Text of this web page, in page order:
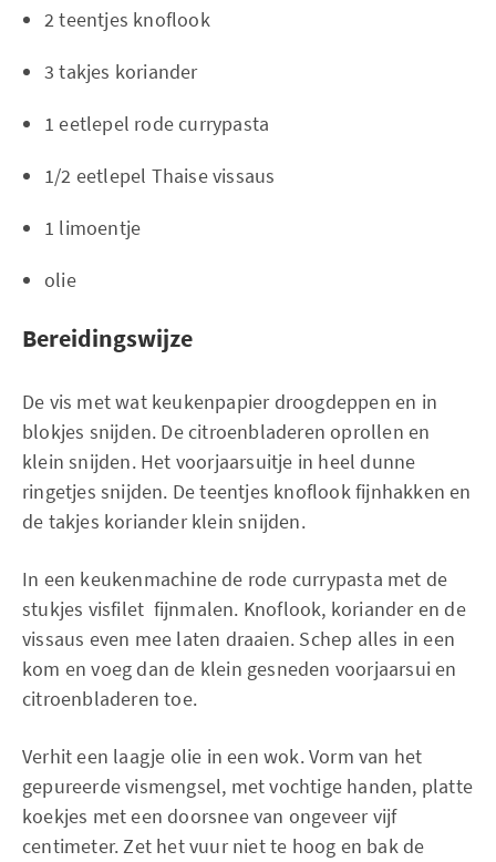
2 teentjes knoflook
3 takjes koriander
1 eetlepel rode currypasta
1/2 eetlepel Thaise vissaus
1 limoentje
olie
Bereidingswijze
De vis met wat keukenpapier droogdeppen en in
blokjes snijden. De citroenbladeren oprollen en
klein snijden. Het voorjaarsuitje in heel dunne
ringetjes snijden. De teentjes knoflook fijnhakken en
de takjes koriander klein snijden.
In een keukenmachine de rode currypasta met de
stukjes visfilet fijnmalen. Knoflook, koriander en de
vissaus even mee laten draaien. Schep alles in een
kom en voeg dan de klein gesneden voorjaarsui en
citroenbladeren toe.
Verhit een laagje olie in een wok. Vorm van het
gepureerde vismengsel, met vochtige handen, platte
koekjes met een doorsnee van ongeveer vijf
centimeter. Zet het vuur niet te hoog en bak de